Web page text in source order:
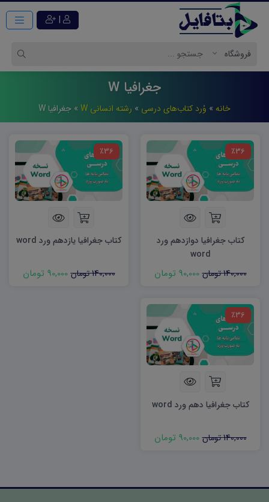
|
جغرافیا W
خانه » وُرد کتاب‌های درسی » رشته انسانی W » جغرافیا W
٪36
کتاب جغرافیا دوازدهم ورد
word
140,000 تومان
90,000 تومان
٪36
کتاب جغرافیا یازدهم ورد word
140,000 تومان 90,000 تومان
٪36
کتاب جغرافیا دهم ورد word
140,000 تومان 90,000 تومان